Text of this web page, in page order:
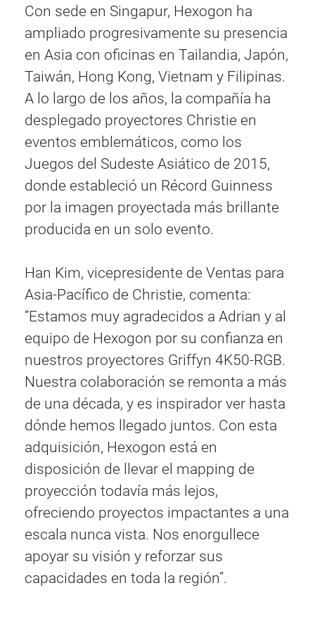
Con sede en Singapur, Hexogon ha
ampliado progresivamente su presencia
en Asia con oficinas en Tailandia, Japón,
Taiwán, Hong Kong, Vietnam y Filipinas.
A lo largo de los años, la compañía ha
desplegado proyectores Christie en
eventos emblemáticos, como los
Juegos del Sudeste Asiático de 2015,
donde estableció un Récord Guinness
por la imagen proyectada más brillante
producida en un solo evento.
Han Kim, vicepresidente de Ventas para
Asia-Pacífico de Christie, comenta:
“Estamos muy agradecidos a Adrian y al
equipo de Hexogon por su confianza en
nuestros proyectores Griffyn 4K50-RGB.
Nuestra colaboración se remonta a más
de una década, y es inspirador ver hasta
dónde hemos llegado juntos. Con esta
adquisición, Hexogon está en
disposición de llevar el mapping de
proyección todavía más lejos,
ofreciendo proyectos impactantes a una
escala nunca vista. Nos enorgullece
apoyar su visión y reforzar sus
capacidades en toda la región”.